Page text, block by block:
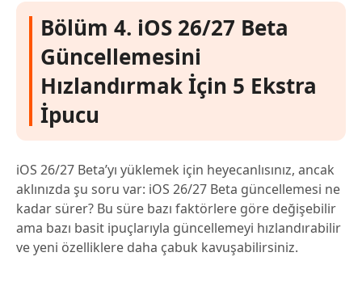
Bölüm 4. iOS 26/27 Beta
Güncellemesini
Hızlandırmak İçin 5 Ekstra
İpucu
iOS 26/27 Beta’yı yüklemek için heyecanlısınız, ancak
aklınızda şu soru var: iOS 26/27 Beta güncellemesi ne
kadar sürer? Bu süre bazı faktörlere göre değişebilir
ama bazı basit ipuçlarıyla güncellemeyi hızlandırabilir
ve yeni özelliklere daha çabuk kavuşabilirsiniz.